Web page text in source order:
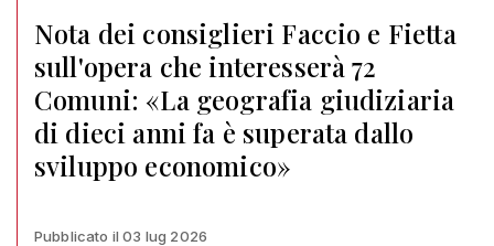
Nota dei consiglieri Faccio e Fietta
sull'opera che interesserà 72
Comuni: «La geografia giudiziaria
di dieci anni fa è superata dallo
sviluppo economico»
Pubblicato il 03 lug 2026